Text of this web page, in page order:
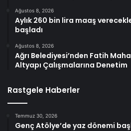
Ağustos 8, 2026
Aylık 260 bin lira maaş
başladı
Ağustos 8, 2026
Ağrı Belediyesi’nden Fatih
Altyapı Çalışmalarına Denetim
Rastgele Haberler
Temmuz 30, 2026
Genç Atölye’de yaz dönemi